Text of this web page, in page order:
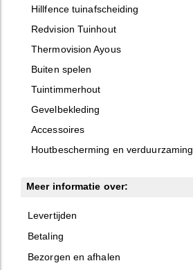
Hillfence tuinafscheiding
Redvision Tuinhout
Thermovision Ayous
Buiten spelen
Tuintimmerhout
Gevelbekleding
Accessoires
Houtbescherming en verduurzaming
Meer informatie over:
Levertijden
Betaling
Bezorgen en afhalen